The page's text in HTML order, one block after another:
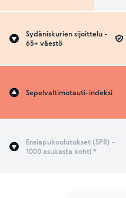
Sydäniskurien sijoittelu -
65+ väestö
Sepelvaltimotauti-indeksi
Ensiapukoulutukset (SPR) -
1000 asukasta kohti *